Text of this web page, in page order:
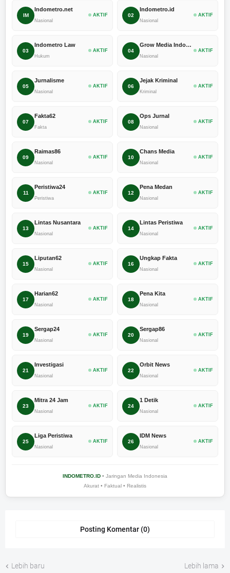
IM
Indometro.net
Nasional
AKTIF 02
Indometro.id
Nasional
AKTIF
03
Indometro Law
Hukum
AKTIF 04
Grow Media Indonesia
Nasional
AKTIF
05
Jurnalisme
Nasional
AKTIF 06
Jejak Kriminal
Kriminal
AKTIF
07
Fakta62
Fakta
AKTIF 08
Ops Jurnal
Nasional
AKTIF
09
Raimas86
Nasional
AKTIF 10
Chans Media
Nasional
AKTIF
11
Peristiwa24
Peristiwa
AKTIF 12
Pena Medan
Nasional
AKTIF
13
Lintas Nusantara
Nasional
AKTIF 14
Lintas Peristiwa
Nasional
AKTIF
15
Liputan62
Nasional
AKTIF 16
Ungkap Fakta
Nasional
AKTIF
17
Harian62
Nasional
AKTIF 18
Pena Kita
Nasional
AKTIF
19
Sergap24
Nasional
AKTIF 20
Sergap86
Nasional
AKTIF
21
Investigasi
Nasional
AKTIF 22
Orbit News
Nasional
AKTIF
23
Mitra 24 Jam
Nasional
AKTIF 24
1 Detik
Nasional
AKTIF
25
Liga Peristiwa
Nasional
AKTIF 26
IDM News
Nasional
AKTIF
INDOMETRO.ID • Jaringan Media Indonesia
Akurat • Faktual • Realistis
Posting Komentar (0)
Lebih baru Lebih lama